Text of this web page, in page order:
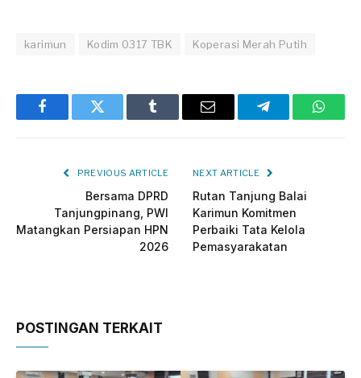
karimun Kodim 0317 TBK Koperasi Merah Putih
FacebookTwitter Tumblr Email Telegram
PREVIOUS ARTICLE
Bersama DPRD
Tanjungpinang, PWI
Matangkan Persiapan HPN
2026
NEXT ARTICLE
Rutan Tanjung Balai
Karimun Komitmen
Perbaiki Tata Kelola
Pemasyarakatan
POSTINGAN TERKAIT